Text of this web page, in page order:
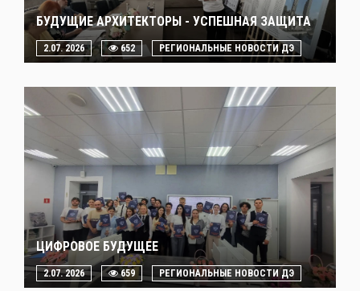
БУДУЩИЕ АРХИТЕКТОРЫ - УСПЕШНАЯ ЗАЩИТА
2.07. 2026 652 РЕГИОНАЛЬНЫЕ НОВОСТИ ДЭ
ЦИФРОВОЕ БУДУЩЕЕ
2.07. 2026 659 РЕГИОНАЛЬНЫЕ НОВОСТИ ДЭ